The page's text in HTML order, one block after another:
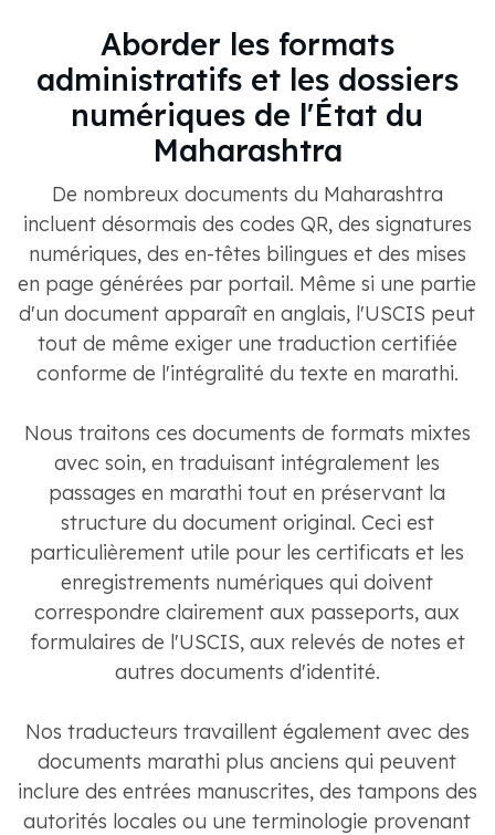
Aborder les formats
administratifs et les dossiers
numériques de l'État du
Maharashtra
De nombreux documents du Maharashtra
incluent désormais des codes QR, des signatures
numériques, des en-têtes bilingues et des mises
en page générées par portail. Même si une partie
d'un document apparaît en anglais, l'USCIS peut
tout de même exiger une traduction certifiée
conforme de l'intégralité du texte en marathi.
Nous traitons ces documents de formats mixtes
avec soin, en traduisant intégralement les
passages en marathi tout en préservant la
structure du document original. Ceci est
particulièrement utile pour les certificats et les
enregistrements numériques qui doivent
correspondre clairement aux passeports, aux
formulaires de l'USCIS, aux relevés de notes et
autres documents d'identité.
Nos traducteurs travaillent également avec des
documents marathi plus anciens qui peuvent
inclure des entrées manuscrites, des tampons des
autorités locales ou une terminologie provenant